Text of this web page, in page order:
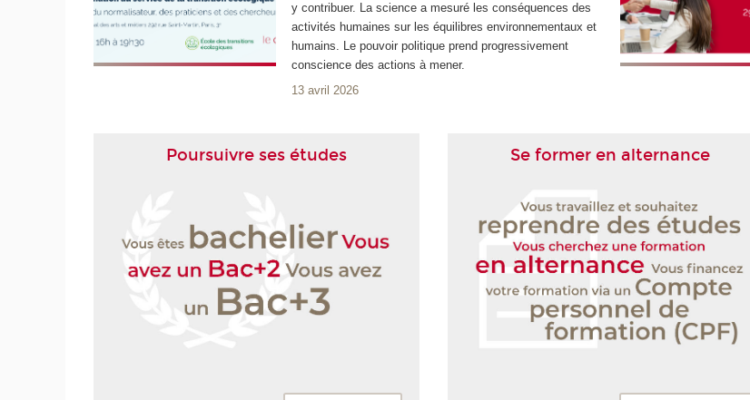
y contribuer. La science a mesuré les conséquences des
activités humaines sur les équilibres environnementaux et
humains. Le pouvoir politique prend progressivement
conscience des actions à mener.
13 avril 2026
Poursuivre ses études Se former en alternance